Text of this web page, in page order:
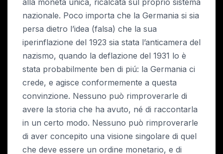
nazionale. Poco importa che la Germania si sia
persa dietro l’idea (falsa) che la sua
iperinflazione del 1923 sia stata l’anticamera del
nazismo, quando la deflazione del 1931 lo è
stata probabilmente ben di piú: la Germania ci
crede, e agisce conformemente a questa
convinzione. Nessuno può rimproverarle di
avere la storia che ha avuto, né di raccontarla
in un certo modo. Nessuno può rimproverarle
di aver concepito una visione singolare di quel
che deve essere un ordine monetario, e di